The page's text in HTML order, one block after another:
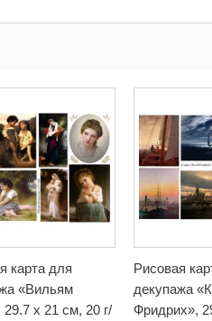
карта для
«Вильям
29.7 x 21 см, 20 г/
Рисовая
декупажа
Фридрих»,